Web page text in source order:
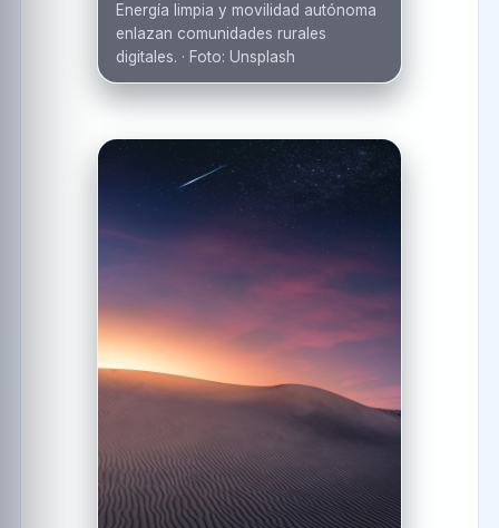
Energía limpia y movilidad autónoma
enlazan comunidades rurales
digitales. · Foto: Unsplash